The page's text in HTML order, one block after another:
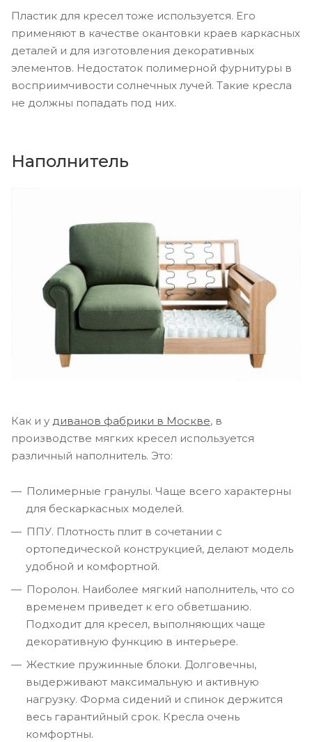
Пластик для кресел тоже используется. Его
применяют в качестве окантовки краев каркасных
деталей и для изготовления декоративных
элементов. Недостаток полимерной фурнитуры в
восприимчивости солнечных лучей. Такие кресла
не должны попадать под них.
Наполнитель
Как и у диванов фабрики в Москве, в
производстве мягких кресел используется
различный наполнитель. Это:
Полимерные гранулы. Чаще всего характерны
для бескаркасных моделей.
ППУ. Плотность плит в сочетании с
ортопедической конструкцией, делают модель
удобной и комфортной.
Поролон. Наиболее мягкий наполнитель, что со
временем приведет к его обветшанию.
Подходит для кресел, выполняющих чаще
декоративную функцию в интерьере.
Жесткие пружинные блоки. Долговечны,
выдерживают максимальную и активную
нагрузку. Форма сидений и спинок держится
весь гарантийный срок. Кресла очень
комфортны.